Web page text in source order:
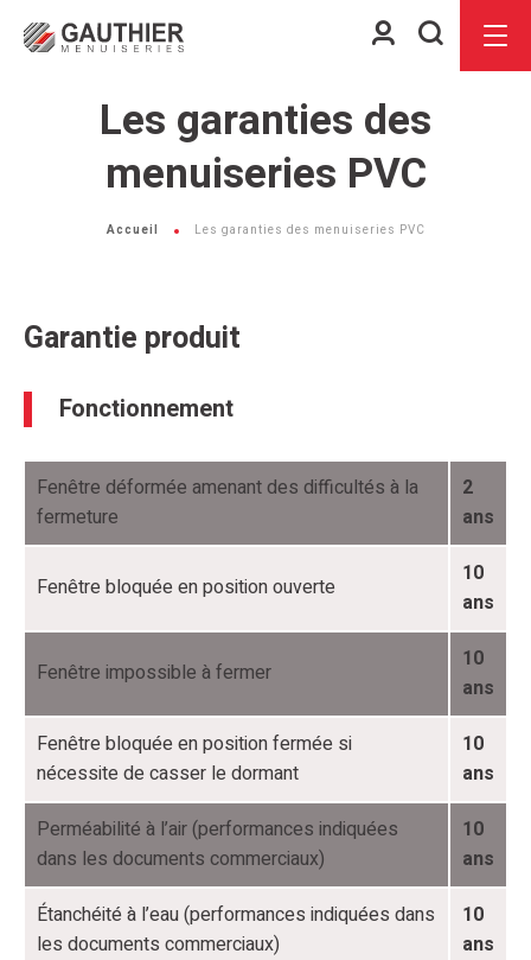
Espace
Menu
Les garanties des
menuiseries PVC
Accueil Les garanties des menuiseries PVC
Garantie produit
Fonctionnement
Fenêtre déformée amenant des difficultés à la
fermeture
2
ans
Fenêtre bloquée en position ouverte
10
ans
Fenêtre impossible à fermer
10
ans
Fenêtre bloquée en position fermée si
nécessite de casser le dormant
10
ans
Perméabilité à l’air (performances indiquées
dans les documents commerciaux)
10
ans
Étanchéité à l’eau (performances indiquées dans
les documents commerciaux)
10
ans